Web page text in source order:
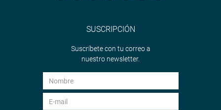
SUSCRIPCIÓN
Suscríbete con tu correo a
nuestro newsletter.